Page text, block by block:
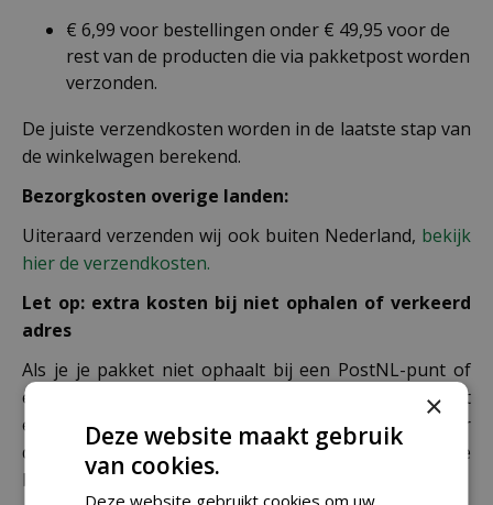
€ 6,99 voor bestellingen onder € 49,95 voor de
rest van de producten die via pakketpost worden
verzonden.
De juiste verzendkosten worden in de laatste stap van
de winkelwagen berekend.
Bezorgkosten overige landen:
Uiteraard verzenden wij ook buiten Nederland, bekijk
hier de verzendkosten.
Let op: extra kosten bij niet ophalen of verkeerd
adres
Als je je pakket niet ophaalt bij een PostNL-punt of
een verkeerd afleveradres invult, zijn wij genoodzaakt
extra kosten in rekening te brengen. Controleer
daarom altijd goed je adresgegevens voordat je je
bestelling plaatst.
×
Deze website maakt gebruik
van cookies.
Deze website gebruikt cookies om uw